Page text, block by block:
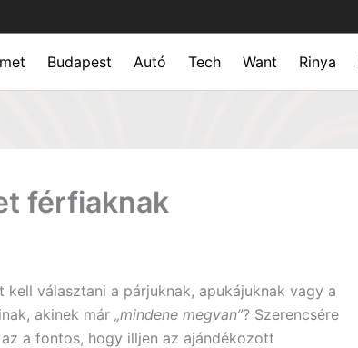
Budapest Autó Tech Want Rinya
férfiaknak
választani a párjuknak, apukájuknak vagy a
akinek már „mindene megvan”? Szerencsére
a fontos, hogy illjen az ajándékozott